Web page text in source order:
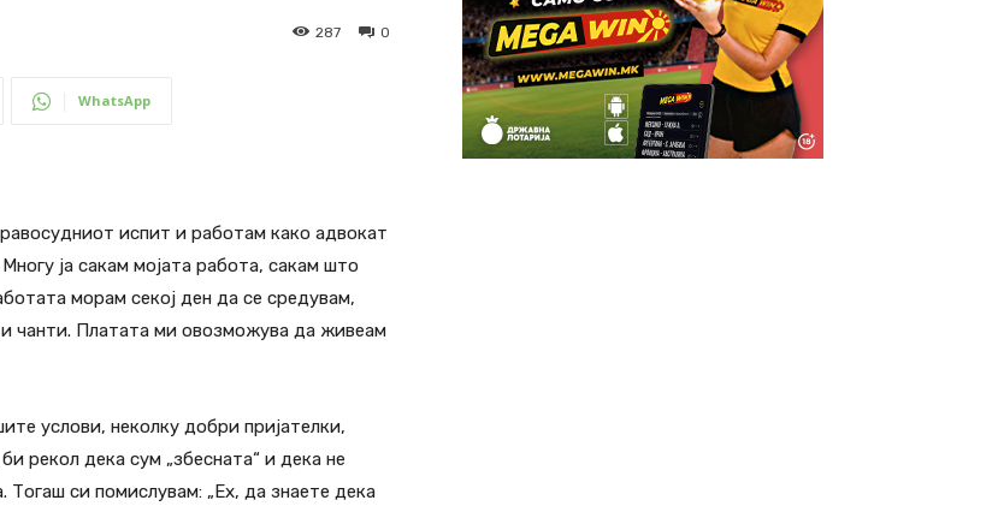
0
287
WhatsApp
испит и работам како адвокат
ја сакам мојата работа, сакам што
морам секој ден да се средувам,
чанти. Платата ми овозможува да живеам
услови, неколку добри пријателки,
рекол дека сум „збесната“ и дека не
си помислувам: „Ех, да знаете дека